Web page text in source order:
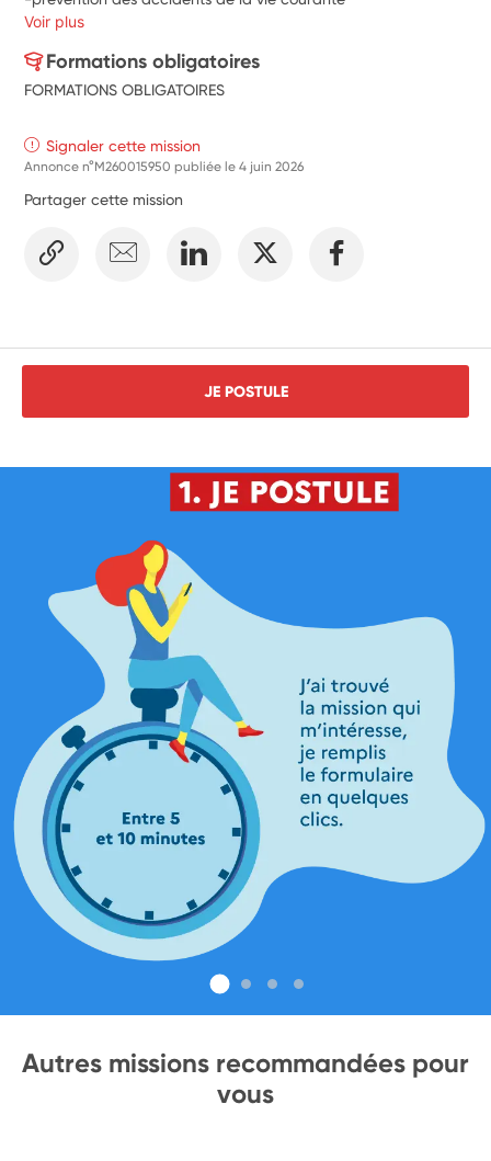
Voir plus
Formations obligatoires
FORMATIONS OBLIGATOIRES
Signaler cette mission
Annonce n°M260015950 publiée le4 juin 2026
Partager cette mission
JE POSTULE
Autres missions recommandées pour
vous